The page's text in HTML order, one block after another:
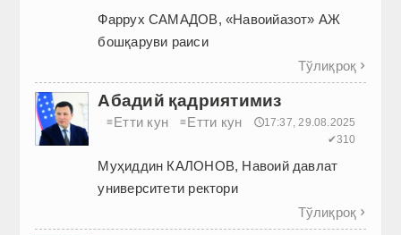
Фаррух САМАДОВ, «Навоийазот» АЖ
бошқаруви раиси
Тўлиқроқ 
Абадий қадриятимиз
≡Етти кун ≡Етти кун
🕔17:37, 29.08.2025
✔310
Муҳиддин КАЛОНОВ, Навоий давлат
университети ректори
Тўлиқроқ 